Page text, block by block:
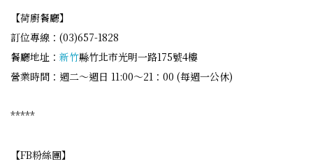
【荷廚餐廳】
訂位專線：(03)657-1828
餐廳地址： 新竹縣竹北市光明一路175號4樓
營業時間：週二～週日 11:00～21：00 (每週一公休)
*****
【FB粉絲團】